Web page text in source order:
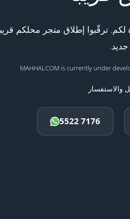
ترقّبوا إطلاق متجر محلكم
جديد.
MAHHALCOM is currently under
والاستفسار
5522 7176